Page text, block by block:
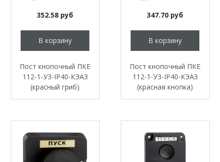
352.58 руб
В корзину
Пост кнопочный ПКЕ
112-1-У3-IP40-КЭАЗ
(красный гриб)
347.70 руб
В корзину
Пост кнопочный ПКЕ
112-1-У3-IP40-КЭАЗ
(красная кнопка)